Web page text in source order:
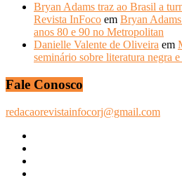
Bryan Adams traz ao Brasil a
Revista InFoco em Bryan
anos 80 e 90 no Metropolitan
Danielle Valente de Oliveira em
seminário sobre literatura negra
Fale Conosco
redacaorevistainfocorj@gmail.com